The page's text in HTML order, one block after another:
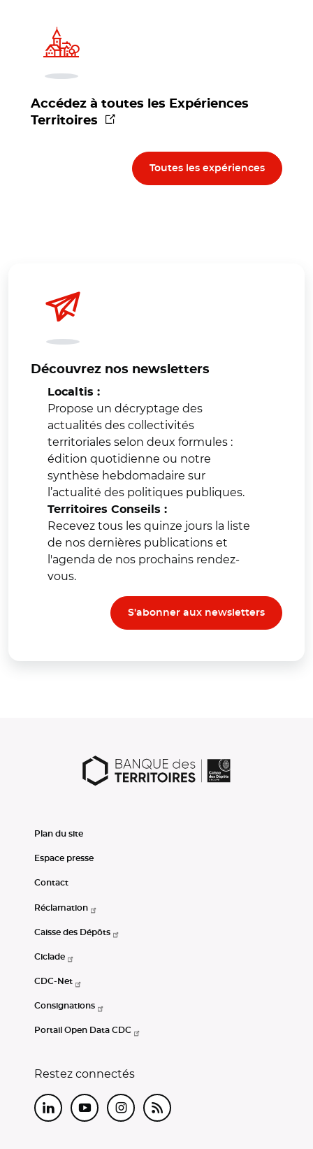
Accédez à toutes les Expériences
Territoires
(nouvelle fenêtre)
Toutes les expériences
Découvrez nos newsletters
Localtis :
Propose un décryptage des
actualités des collectivités
territoriales selon deux formules :
édition quotidienne ou notre
synthèse hebdomadaire sur
l’actualité des politiques publiques.
Territoires Conseils :
Recevez tous les quinze jours la liste
de nos dernières publications et
l'agenda de nos prochains rendez-
vous.
S'abonner aux newsletters
Plan du site
Espace presse
Contact
Réclamation
Caisse des Dépôts
Ciclade
CDC-Net
Consignations
Portail Open Data CDC
Restez connectés
LinkedInYoutubeInstagram
RSS